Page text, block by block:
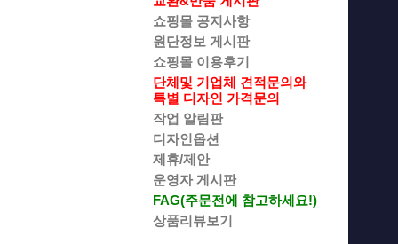
쇼핑몰 공지사항
원단정보 게시판
쇼핑몰 이용후기
단체및 기업체 견적문의와
특별 디자인 가격문의
작업 알림판
디자인옵션
제휴/제안
운영자 게시판
FAG(주문전에 참고하세요!)
상품리뷰보기